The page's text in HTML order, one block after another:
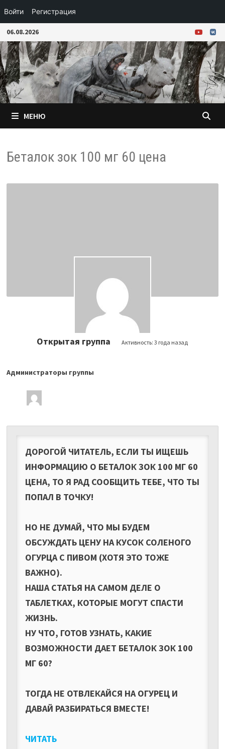
Войти Регистрация
Перейти
к
содержимому
06.08.2026
МЕНЮ
Беталок зок 100 мг 60 цена
Открытая группа Активность:3 года назад
Лидеры
группы
Администраторы группы
ДОРОГОЙ ЧИТАТЕЛЬ, ЕСЛИ ТЫ ИЩЕШЬ
ИНФОРМАЦИЮ О БЕТАЛОК ЗОК 100 МГ 60
ЦЕНА, ТО Я РАД СООБЩИТЬ ТЕБЕ, ЧТО ТЫ
ПОПАЛ В ТОЧКУ!
НО НЕ ДУМАЙ, ЧТО МЫ БУДЕМ
ОБСУЖДАТЬ ЦЕНУ НА КУСОК СОЛЕНОГО
ОГУРЦА С ПИВОМ (ХОТЯ ЭТО ТОЖЕ
ВАЖНО).
НАША СТАТЬЯ НА САМОМ ДЕЛЕ О
ТАБЛЕТКАХ, КОТОРЫЕ МОГУТ СПАСТИ
ЖИЗНЬ.
НУ ЧТО, ГОТОВ УЗНАТЬ, КАКИЕ
ВОЗМОЖНОСТИ ДАЕТ БЕТАЛОК ЗОК 100
МГ 60?
ТОГДА НЕ ОТВЛЕКАЙСЯ НА ОГУРЕЦ И
ДАВАЙ РАЗБИРАТЬСЯ ВМЕСТЕ!
ЧИТАТЬ